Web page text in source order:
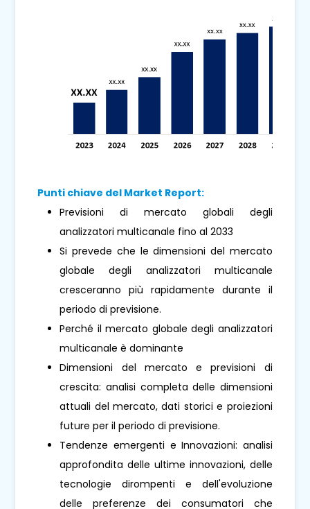
Punti chiave del Market Report:
Previsioni di mercato globali degli
analizzatori multicanale fino al 2033
Si prevede che le dimensioni del mercato
globale degli analizzatori multicanale
cresceranno più rapidamente durante il
periodo di previsione.
Perché il mercato globale degli analizzatori
multicanale è dominante
Dimensioni del mercato e previsioni di
crescita: analisi completa delle dimensioni
attuali del mercato, dati storici e proiezioni
future per il periodo di previsione.
Tendenze emergenti e Innovazioni: analisi
approfondita delle ultime innovazioni, delle
tecnologie dirompenti e dell'evoluzione
delle preferenze dei consumatori che